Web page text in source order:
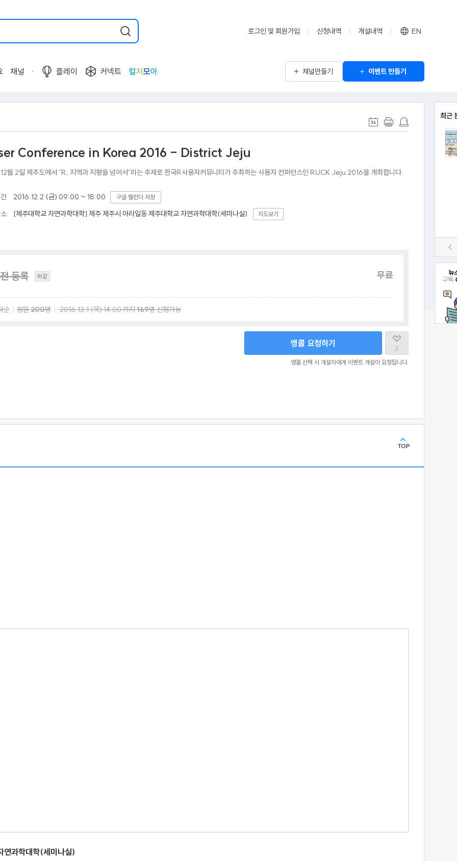
로그인 및 회원가입 신청내역 개설내역 EN
채널 플레이 커넥트 컬처 모아 채널만들기 이벤트 만들기
최근
Conference in Korea 2016 - District Jeju
월 2일 제주도에서 "R, 지역과 지평을 넘어서"라는 주제로 한국R사용자커뮤니티가 주최하는 사용자 컨퍼런스인 RUCK Jeju 2016을 개최합니다.
2016.12.2 (금) 09:00 ~ 18:00 구글 캘린더 저장
[제주대학교 자연과학대학] 제주 제주시 아라일동 제주대학교 자연과학대학(세미나실) 지도보기
등록 마감 무료
순 정원200명 2016.12.1(목)14:00까지169명 신청가능
2
앵콜 요청하기
앵콜 선택 시 개설자에게 이벤트 개설이 요청됩니다.
TOP
연과학대학(세미나실)